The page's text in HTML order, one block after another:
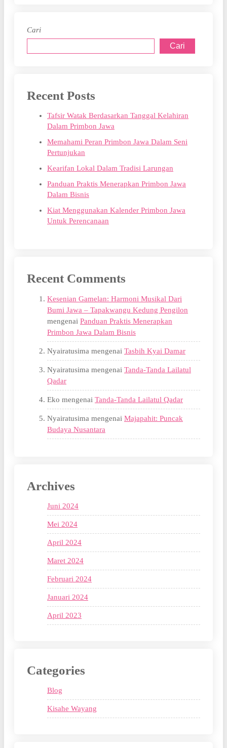
Cari
Cari
Recent Posts
Tafsir Watak Berdasarkan Tanggal Kelahiran
Dalam Primbon Jawa
Memahami Peran Primbon Jawa Dalam Seni
Pertunjukan
Kearifan Lokal Dalam Tradisi Larungan
Panduan Praktis Menerapkan Primbon Jawa
Dalam Bisnis
Kiat Menggunakan Kalender Primbon Jawa
Untuk Perencanaan
Recent Comments
Kesenian Gamelan: Harmoni Musikal Dari
Bumi Jawa – Tapakwangu Kedung Pengilon
mengenai Panduan Praktis Menerapkan
Primbon Jawa Dalam Bisnis
Nyairatusima mengenai Tasbih Kyai Damar
Nyairatusima mengenai Tanda-Tanda Lailatul
Qadar
Eko mengenai Tanda-Tanda Lailatul Qadar
Nyairatusima mengenai Majapahit: Puncak
Budaya Nusantara
Archives
Juni 2024
Mei 2024
April 2024
Maret 2024
Februari 2024
Januari 2024
April 2023
Categories
Blog
Kisahe Wayang